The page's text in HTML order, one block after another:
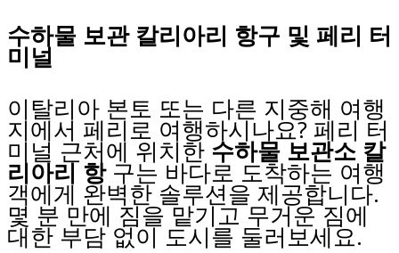
수하물 보관 칼리아리 항구 및 페리 터
미널
이탈리아 본토 또는 다른 지중해 여행
지에서 페리로 여행하시나요? 페리 터
미널 근처에 위치한 수하물 보관소 칼
리아리 항구는 바다로 도착하는 여행
객에게 완벽한 솔루션을 제공합니다.
몇 분 만에 짐을 맡기고 무거운 짐에
대한 부담 없이 도시를 둘러보세요.